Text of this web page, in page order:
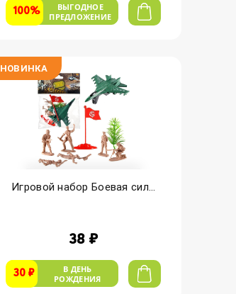
100%
ВЫГОДНОЕ
ПРЕДЛОЖЕНИЕ
НОВИНКА
Игровой набор Боевая сил...
38 ₽
30 ₽
В ДЕНЬ
РОЖДЕНИЯ